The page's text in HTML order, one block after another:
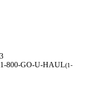
1-800-GO-U-HAUL(1-